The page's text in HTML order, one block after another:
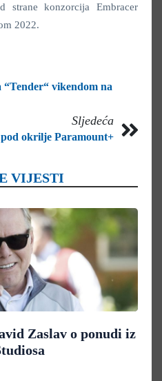
strane konzorcija Embracer
2022.
vikendom na
Sljedeća
okrilje Paramount+
VIJESTI
Zaslav o ponudi iz